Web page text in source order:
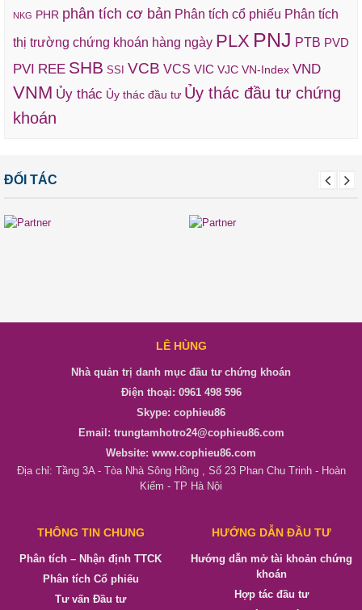
NKG PHR phân tích cơ bản Phân tích cổ phiếu Phân tích
thị trường chứng khoán hàng ngày PLX PNJ PTB PVD
PVI REE SHB SSI VCB VCS VIC VJC VN-Index VND
VNM Ủy thác Ủy thác đầu tư Ủy thác đầu tư chứng
khoán
ĐỐI TÁC
LÊ HÙNG
Nhà quản trị danh mục đầu tư chứng khoán
Điện thoại: 0961 498 596
Skype: cophieu86
Email: trungtamhotro24@cophieu86.com
Website: www.cophieu86.com
Địa chỉ: Tầng 3A - Tòa Nhà Sông Hồng , Số 23 Phan Chu Trinh - Hoàn
Kiếm - TP Hà Nội
THÔNG TIN CHUNG
Phân tích – Nhận định TTCK
Phân tích Cổ phiếu
Tư vấn Đầu tư
HƯỚNG DẪN ĐẦU TƯ
Hướng dẫn mở tài khoản chứng
khoán
Hợp tác đầu tư